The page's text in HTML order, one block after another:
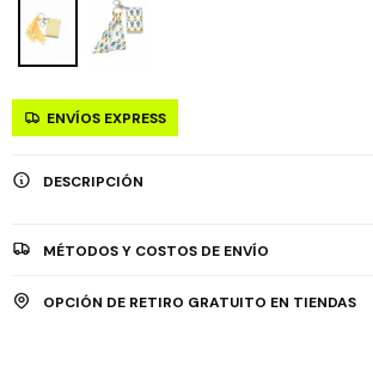
ENVÍOS EXPRESS
DESCRIPCIÓN
MÉTODOS Y COSTOS DE ENVÍO
OPCIÓN DE RETIRO GRATUITO EN TIENDAS